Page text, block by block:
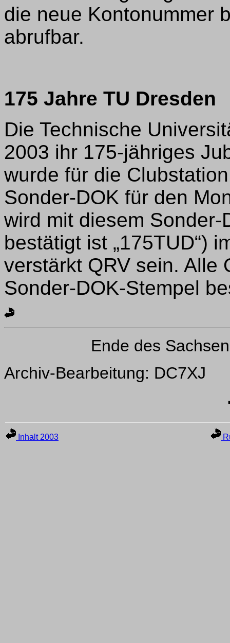
die neue Kontonummer
abrufbar.
175 Jahre TU Dresden
Die Technische
2003 ihr 175-jähriges
wurde für die
Sonder-DOK für den
wird mit diesem
bestätigt ist „175TUD“)
verstärkt QRV sein. Alle
Sonder-DOK-Stempel
Ende des
Archiv-Bearbeitung: DC7XJ
Inhalt 2003